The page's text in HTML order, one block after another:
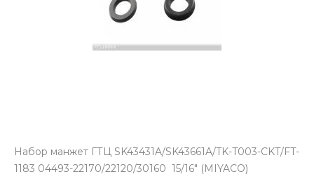
Набор манжет ГТЦ SK43431A/SK43661A/TK-T003-CKT/FT-
1183 04493-22170/22120/30160 15/16" (MIYACO)